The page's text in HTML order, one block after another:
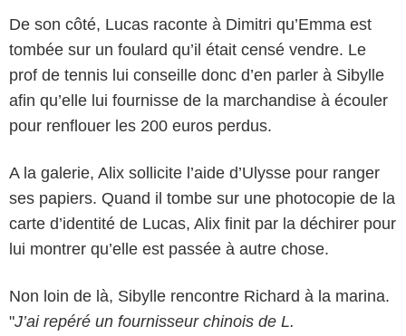
De son côté, Lucas raconte à Dimitri qu’Emma est
tombée sur un foulard qu’il était censé vendre. Le
prof de tennis lui conseille donc d’en parler à Sibylle
afin qu’elle lui fournisse de la marchandise à écouler
pour renflouer les 200 euros perdus.
A la galerie, Alix sollicite l’aide d’Ulysse pour ranger
ses papiers. Quand il tombe sur une photocopie de la
carte d’identité de Lucas, Alix finit par la déchirer pour
lui montrer qu’elle est passée à autre chose.
Non loin de là, Sibylle rencontre Richard à la marina.
"J’ai repéré un fournisseur chinois de L.